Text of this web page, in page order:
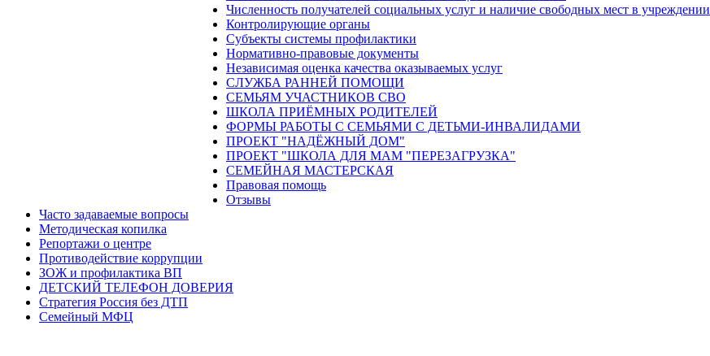
Численность получателей социальных услуг и наличие свободных мест в учреждении
Контролирующие органы
Субъекты системы профилактики
Нормативно-правовые документы
Независимая оценка качества оказываемых услуг
СЛУЖБА РАННЕЙ ПОМОЩИ
СЕМЬЯМ УЧАСТНИКОВ СВО
ШКОЛА ПРИЁМНЫХ РОДИТЕЛЕЙ
ФОРМЫ РАБОТЫ С СЕМЬЯМИ С ДЕТЬМИ-ИНВАЛИДАМИ
ПРОЕКТ "НАДЁЖНЫЙ ДОМ"
ПРОЕКТ "ШКОЛА ДЛЯ МАМ "ПЕРЕЗАГРУЗКА"
СЕМЕЙНАЯ МАСТЕРСКАЯ
Правовая помощь
Отзывы
Часто задаваемые вопросы
Методическая копилка
Репортажи о центре
Противодействие коррупции
ЗОЖ и профилактика ВП
ДЕТСКИЙ ТЕЛЕФОН ДОВЕРИЯ
Стратегия Россия без ДТП
Семейный МФЦ